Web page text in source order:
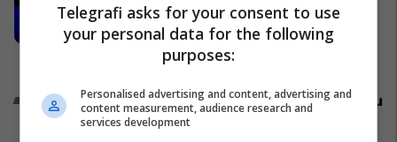
postin e presidentit, situata
komplikohet - pres që të ketë
lëshim
Politikë
Promo Reklamo këtu
Telegrafi asks for your consent to use
your personal data for the following
purposes:
Personalised advertising and content, advertising and
content measurement, audience research and
services development